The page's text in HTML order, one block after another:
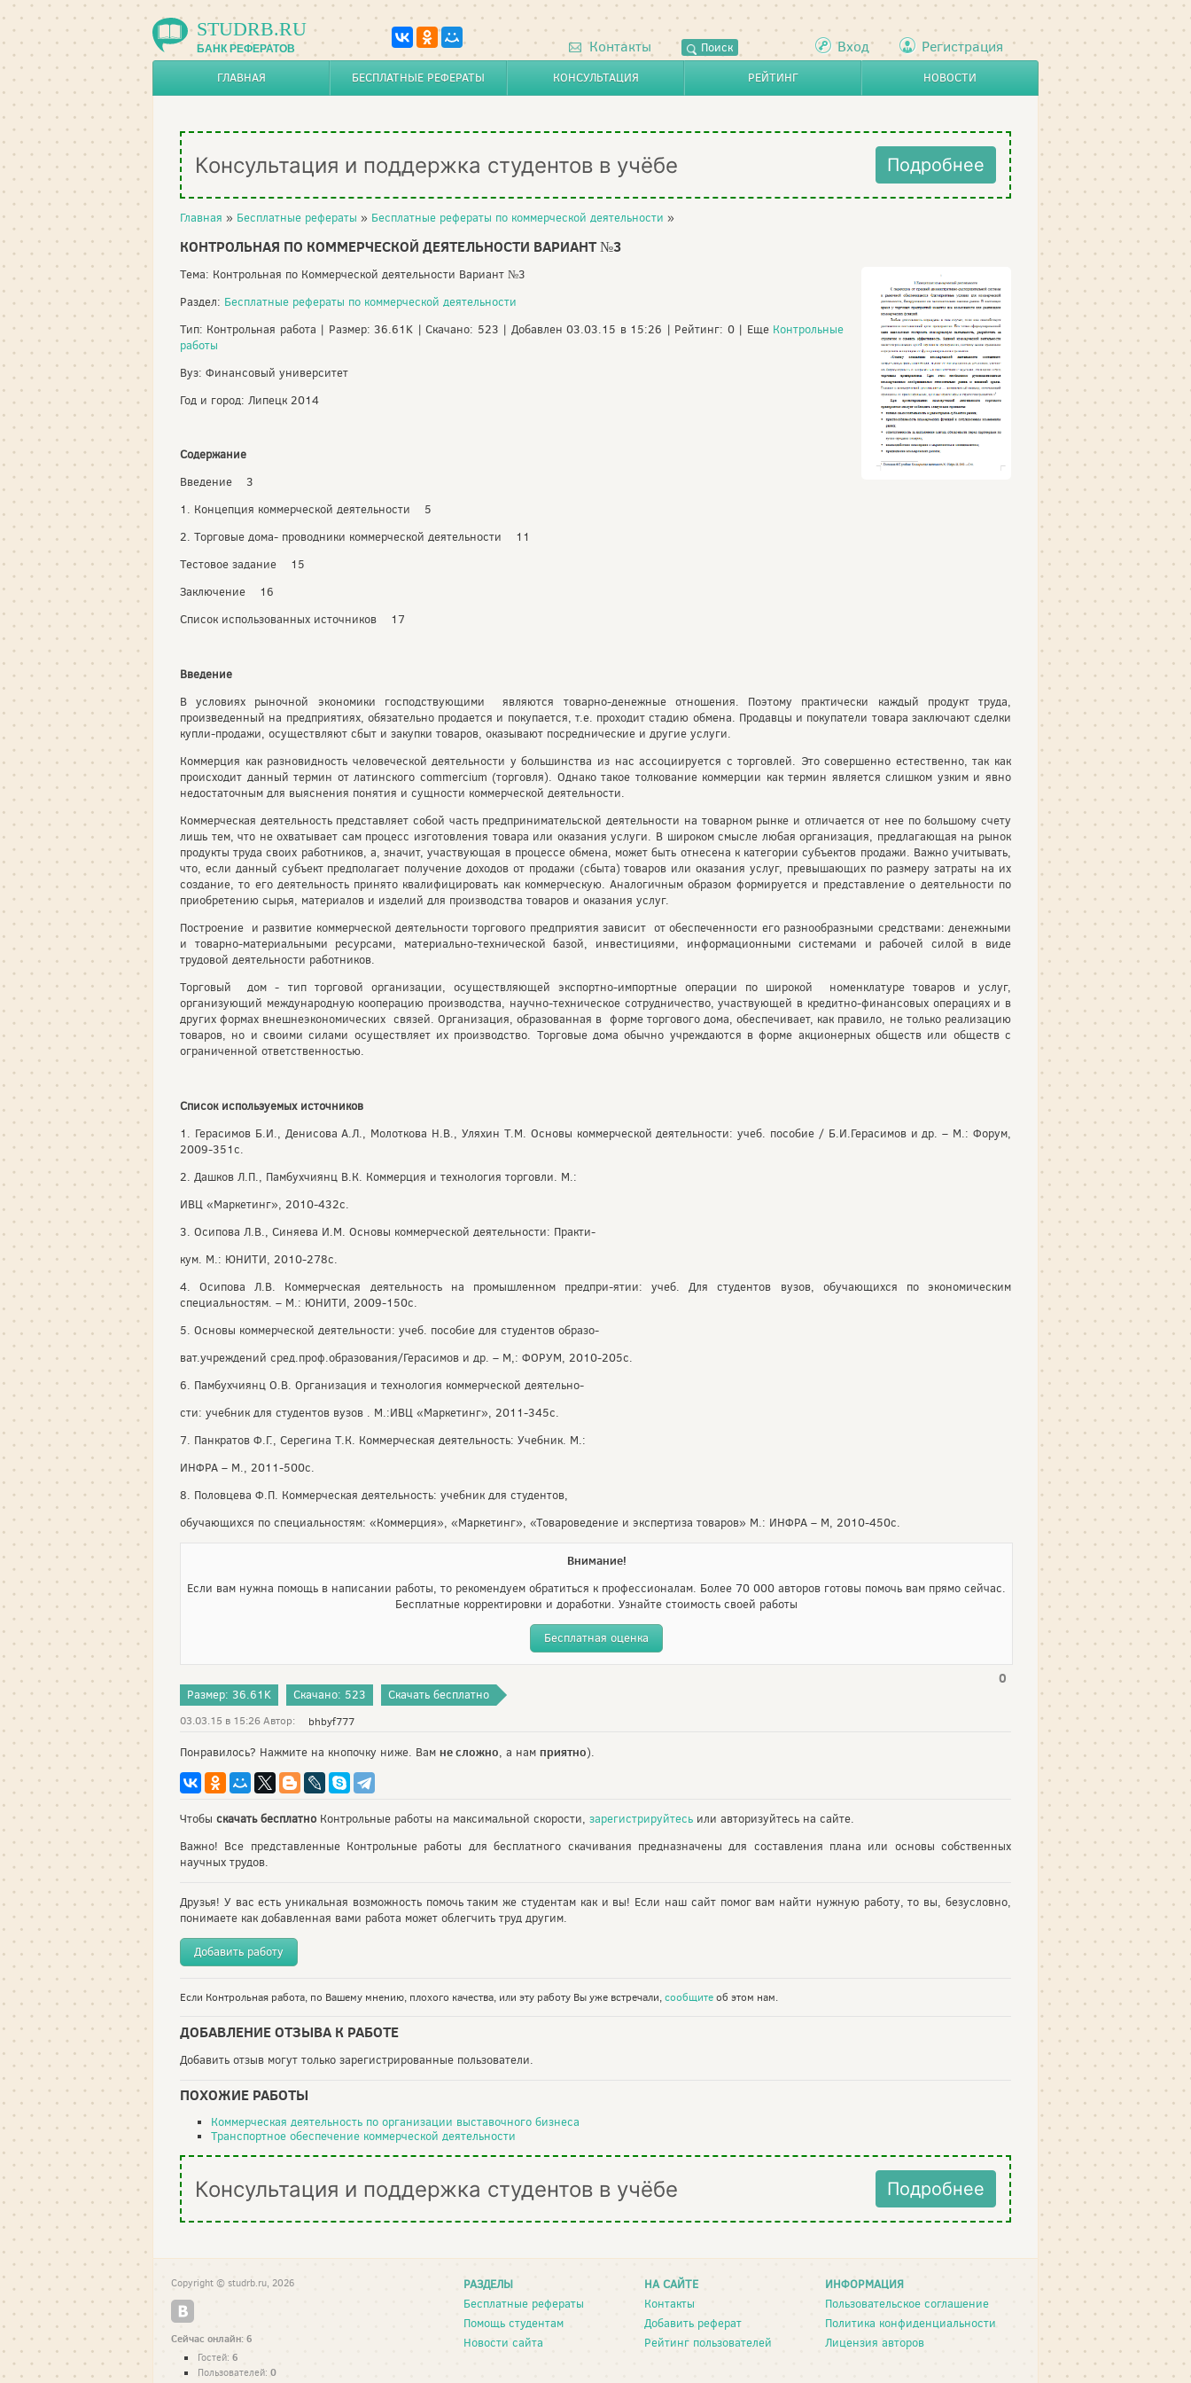
STUDRB.RU
БАНК РЕФЕРАТОВ Контакты Поиск Вход Регистрация
ГЛАВНАЯ БЕСПЛАТНЫЕ РЕФЕРАТЫ КОНСУЛЬТАЦИЯ РЕЙТИНГ НОВОСТИ
Консультация и поддержка студентов в учёбе Подробнее
Главная » Бесплатные рефераты » Бесплатные рефераты по коммерческой деятельности »
КОНТРОЛЬНАЯ ПО КОММЕРЧЕСКОЙ ДЕЯТЕЛЬНОСТИ ВАРИАНТ №3
Тема: Контрольная по Коммерческой деятельности Вариант №3
Раздел: Бесплатные рефераты по коммерческой деятельности
Тип: Контрольная работа | Размер: 36.61K | Скачано: 523 | Добавлен 03.03.15 в 15:26 | Рейтинг: 0 | Еще Контрольные
работы
Вуз: Финансовый университет
Год и город: Липецк 2014
Содержание
Введение 3
1. Концепция коммерческой деятельности 5
2. Торговые дома- проводники коммерческой деятельности 11
Тестовое задание 15
Заключение 16
Список использованных источников 17
Введение
В условиях рыночной экономики господствующими являются товарно-денежные отношения. Поэтому практически каждый продукт труда,
произведенный на предприятиях, обязательно продается и покупается, т.е. проходит стадию обмена. Продавцы и покупатели товара заключают сделки
купли-продажи, осуществляют сбыт и закупки товаров, оказывают посреднические и другие услуги.
Коммерция как разновидность человеческой деятельности у большинства из нас ассоциируется с торговлей. Это совершенно естественно, так как
происходит данный термин от латинского commercium (торговля). Однако такое толкование коммерции как термин является слишком узким и явно
недостаточным для выяснения понятия и сущности коммерческой деятельности.
Коммерческая деятельность представляет собой часть предпринимательской деятельности на товарном рынке и отличается от нее по большому счету
лишь тем, что не охватывает сам процесс изготовления товара или оказания услуги. В широком смысле любая организация, предлагающая на рынок
продукты труда своих работников, а, значит, участвующая в процессе обмена, может быть отнесена к категории субъектов продажи. Важно учитывать,
что, если данный субъект предполагает получение доходов от продажи (сбыта) товаров или оказания услуг, превышающих по размеру затраты на их
создание, то его деятельность принято квалифицировать как коммерческую. Аналогичным образом формируется и представление о деятельности по
приобретению сырья, материалов и изделий для производства товаров и оказания услуг.
Построение и развитие коммерческой деятельности торгового предприятия зависит от обеспеченности его разнообразными средствами: денежными
и товарно-материальными ресурсами, материально-технической базой, инвестициями, информационными системами и рабочей силой в виде
трудовой деятельности работников.
Торговый дом - тип торговой организации, осуществляющей экспортно-импортные операции по широкой номенклатуре товаров и услуг,
организующий международную кооперацию производства, научно-техническое сотрудничество, участвующей в кредитно-финансовых операциях и в
других формах внешнеэкономических связей. Организация, образованная в форме торгового дома, обеспечивает, как правило, не только реализацию
товаров, но и своими силами осуществляет их производство. Торговые дома обычно учреждаются в форме акционерных обществ или обществ с
ограниченной ответственностью.
Список используемых источников
1. Герасимов Б.И., Денисова А.Л., Молоткова Н.В., Уляхин Т.М. Основы коммерческой деятельности: учеб. пособие / Б.И.Герасимов и др. – М.: Форум,
2009-351с.
2. Дашков Л.П., Памбухчиянц В.К. Коммерция и технология торговли. М.:
ИВЦ «Маркетинг», 2010-432с.
3. Осипова Л.В., Синяева И.М. Основы коммерческой деятельности: Практи-
кум. М.: ЮНИТИ, 2010-278с.
4. Осипова Л.В. Коммерческая деятельность на промышленном предпри-ятии: учеб. Для студентов вузов, обучающихся по экономическим
специальностям. – М.: ЮНИТИ, 2009-150с.
5. Основы коммерческой деятельности: учеб. пособие для студентов образо-
ват.учреждений сред.проф.образования/Герасимов и др. – М,: ФОРУМ, 2010-205с.
6. Памбухчиянц О.В. Организация и технология коммерческой деятельно-
сти: учебник для студентов вузов . М.:ИВЦ «Маркетинг», 2011-345с.
7. Панкратов Ф.Г., Серегина Т.К. Коммерческая деятельность: Учебник. М.:
ИНФРА – М., 2011-500с.
8. Половцева Ф.П. Коммерческая деятельность: учебник для студентов,
обучающихся по специальностям: «Коммерция», «Маркетинг», «Товароведение и экспертиза товаров» М.: ИНФРА – М, 2010-450с.
Внимание!
Если вам нужна помощь в написании работы, то рекомендуем обратиться к профессионалам. Более 70 000 авторов готовы помочь вам прямо сейчас.
Бесплатные корректировки и доработки. Узнайте стоимость своей работы
Бесплатная оценка
0
Размер: 36.61K Скачано: 523 Скачать бесплатно
03.03.15 в 15:26 Автор: bhbyf777
Понравилось? Нажмите на кнопочку ниже. Вам не сложно, а нам приятно).
Чтобы скачать бесплатно Контрольные работы на максимальной скорости, зарегистрируйтесь или авторизуйтесь на сайте.
Важно! Все представленные Контрольные работы для бесплатного скачивания предназначены для составления плана или основы собственных
научных трудов.
Друзья! У вас есть уникальная возможность помочь таким же студентам как и вы! Если наш сайт помог вам найти нужную работу, то вы, безусловно,
понимаете как добавленная вами работа может облегчить труд другим.
Добавить работу
Если Контрольная работа, по Вашему мнению, плохого качества, или эту работу Вы уже встречали,сообщитеоб этом нам.
ДОБАВЛЕНИЕ ОТЗЫВА К РАБОТЕ
Добавить отзыв могут только зарегистрированные пользователи.
ПОХОЖИЕ РАБОТЫ
Коммерческая деятельность по организации выставочного бизнеса
Транспортное обеспечение коммерческой деятельности
Консультация и поддержка студентов в учёбе Подробнее
РАЗДЕЛЫ
Бесплатные рефераты
Помощь студентам
Новости сайта
НА САЙТЕ
Контакты
Добавить реферат
Рейтинг пользователей
ИНФОРМАЦИЯ
Пользовательское соглашение
Политика конфиденциальности
Лицензия авторов
Copyright © studrb.ru, 2026
Сейчас онлайн: 6
Гостей: 6
Пользователей: 0